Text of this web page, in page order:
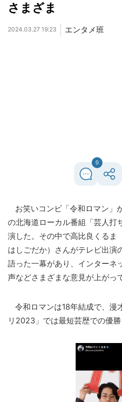
さまざま
2024.03.27 19:23 エンタメ班
0
お笑いコンビ「令和ロマン」
の北海道ローカル番組「芸人打
演した。その中で高比良くるま
はしごだか）さんがテレビ出演
語った一幕があり、インターネ
声などさまざまな意見が上がっ
令和ロマンは18年結成で、漫
リ2023」では最短芸歴での優勝